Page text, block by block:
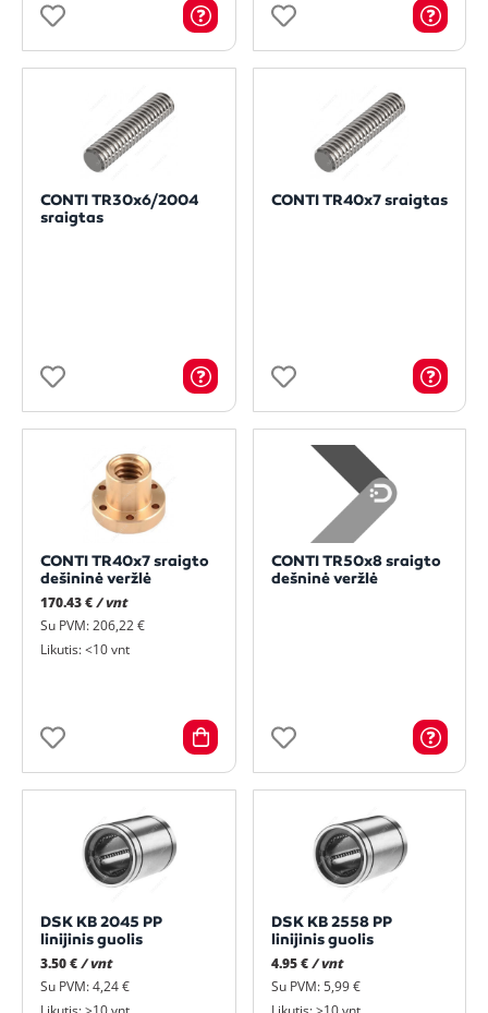
CONTI TR30x6/2004
sraigtas
CONTI TR40x7 sraigtas
CONTI TR40x7 sraigto
dešininė veržlė
170.43 €/ vnt
Su PVM: 206,22 €
Likutis: <10 vnt
CONTI TR50x8 sraigto
dešninė veržlė
DSK KB 2045 PP
linijinis guolis
3.50 €/ vnt
Su PVM: 4,24 €
DSK KB 2558 PP
linijinis guolis
4.95 € / vnt
Su PVM: 5,99 €